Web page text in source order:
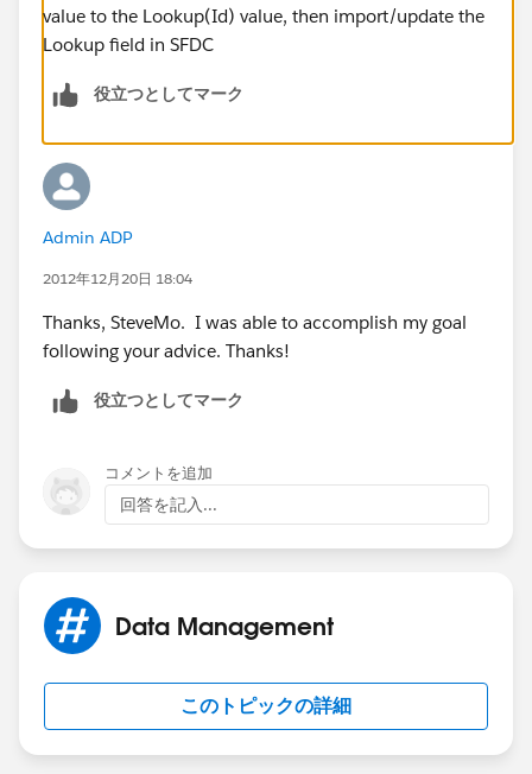
value to the Lookup(Id) value, then import/update the
Lookup field in SFDC
役立つとしてマーク
Admin ADP
2012年12月20日 18:04
Thanks, SteveMo. I was able to accomplish my goal
following your advice. Thanks!
役立つとしてマーク
コメントを追加
回答を記入...
Data Management
このトピックの詳細